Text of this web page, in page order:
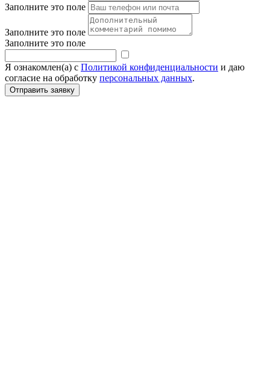
Заполните это поле
Заполните это поле
Заполните это поле
Я ознакомлен(а) с Политикой конфиденциальности и даю
согласие на обработку персональных данных.